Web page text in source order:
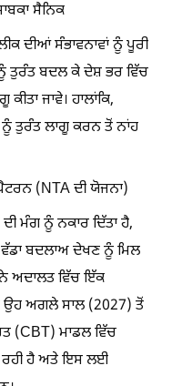
ਸੈਨਿਕ
ਦੀਆਂ ਸੰਭਾਵਨਾਵਾਂ ਨੂੰ ਪੂਰੀ
ਤੁਰੰਤ ਬਦਲ ਕੇ ਦੇਸ਼ ਭਰ ਵਿੱਚ
ਜਾਵੇ। ਹਾਲਾਂਕਿ,
ਤੁਰੰਤ ਲਾਗੂ ਕਰਨ ਤੋਂ ਨਾਂਹ
(NTA ਦੀ ਯੋਜਨਾ)
ਮੰਗ ਨੂੰ ਨਕਾਰ ਦਿੱਤਾ ਹੈ,
ਵੱਡਾ ਬਦਲਾਅ ਦੇਖਣ ਨੂੰ ਮਿਲ
ਅਦਾਲਤ ਵਿੱਚ ਇੱਕ
ਉਹ ਅਗਲੇ ਸਾਲ (2027) ਤੋਂ
(CBT) ਮਾਡਲ ਵਿੱਚ
ਰਹੀ ਹੈ ਅਤੇ ਇਸ ਲਈ